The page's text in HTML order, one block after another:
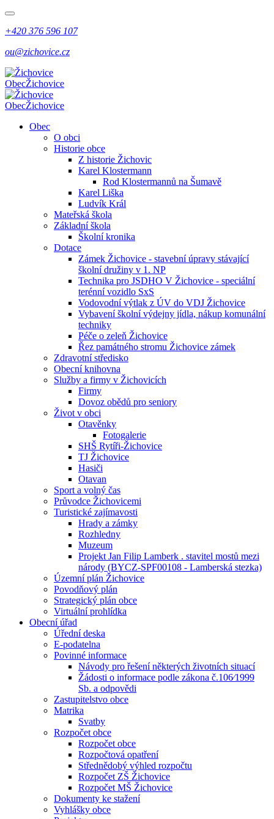
+420 376 596 107
ou@zichovice.cz
ObecŽichovice
ObecŽichovice
Obec
O obci
Historie obce
Z historie Žichovic
Karel Klostermann
Rod Klostermannů na Šumavě
Karel Liška
Ludvík Král
Mateřská škola
Základní škola
Školní kronika
Dotace
Zámek Žichovice - stavební úpravy stávající
školní družiny v 1. NP
Technika pro JSDHO V Žichovice - speciální
terénní vozidlo SxS
Vodovodní výtlak z ÚV do VDJ Žichovice
Vybavení školní výdejny jídla, nákup komunální
techniky
Péče o zeleň Žichovice
Řez památného stromu Žichovice zámek
Zdravotní středisko
Obecní knihovna
Služby a firmy v Žichovicích
Firmy
Dovoz obědů pro seniory
Život v obci
Otavěnky
Fotogalerie
SHŠ Rytíři-Žichovice
TJ Žichovice
Hasiči
Otavan
Sport a volný čas
Průvodce Žichovicemi
Turistické zajímavosti
Hrady a zámky
Rozhledny
Muzeum
Projekt Jan Filip Lamberk . stavitel mostů mezi
národy (BYCZ-SPF00108 - Lamberská stezka)
Územní plán Žichovice
Povodňový plán
Strategický plán obce
Virtuální prohlídka
Obecní úřad
Úřední deska
E-podatelna
Povinné informace
Návody pro řešení některých životních situací
Žádosti o informace podle zákona č.106⁄1999
Sb. a odpovědi
Zastupitelstvo obce
Matrika
Svatby
Rozpočet obce
Rozpočet obce
Rozpočtová opatření
Střednědobý výhled rozpočtu
Rozpočet ZŠ Žichovice
Rozpočet MŠ Žichovice
Dokumenty ke stažení
Vyhlášky obce